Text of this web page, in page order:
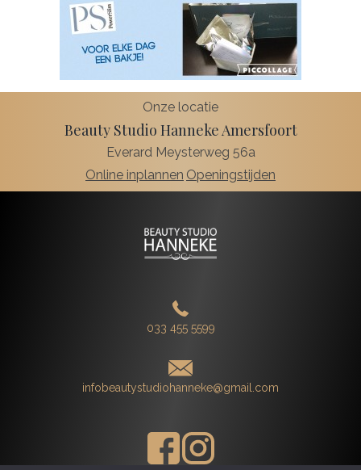
Onze locatie
Beauty Studio Hanneke Amersfoort
Everard Meysterweg 56a
Online inplannen Openingstijden
033 455 5599
infobeautystudiohanneke@gmail.com